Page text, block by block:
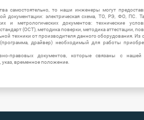
самостоятельно, то наши инженеры могут
документации: электрическая схема, ТО, РЭ, ФО, ПС.
и метрологических документов: технические
(ОСТ), методика поверки, методика аттестации,
техники от производителя данного оборудования. Из
драйвер) необходимый для работы
правовых документов, которые связаны с нашей
указ, временное положение.